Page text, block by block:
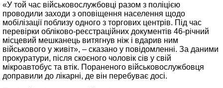
«У той час військовослужбовці разом з поліцією
проводили заходи з оповіщення населення щодо
мобілізації поблизу одного з торгових центрів. Під час
перевірки обліково-реєстраційних документів 46-річний
місцевий мешканець витягнув ніж і вдарив ним
військового у живіт», – сказано у повідомленні. За даними
прокуратури, після скоєного чоловік сів у свій
мікроавтобус та втік. Пораненого військовослужбовця
доправили до лікарні, де він перебуває досі.